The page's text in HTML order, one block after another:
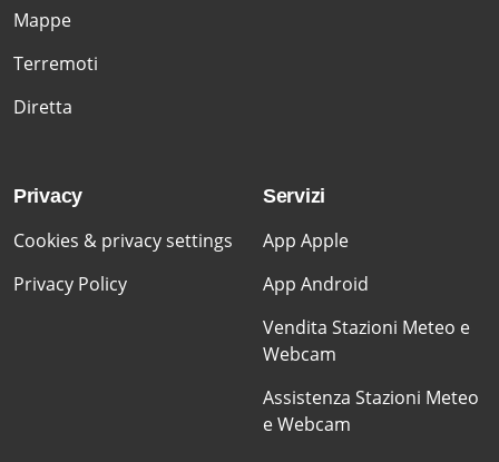
Mappe
Terremoti
Diretta
Privacy
Cookies & privacy settings
Privacy Policy
Servizi
App Apple
App Android
Vendita Stazioni Meteo e
Webcam
Assistenza Stazioni Meteo
e Webcam